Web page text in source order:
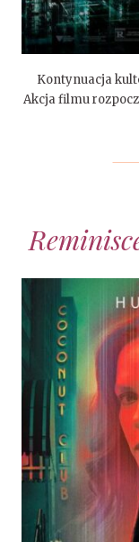
Kontynuacja
Akcja filmu